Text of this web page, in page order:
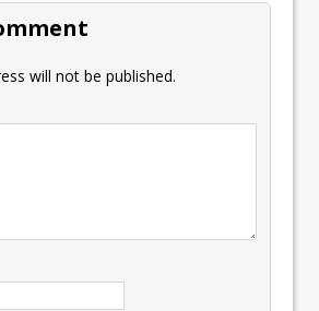
will not be published.